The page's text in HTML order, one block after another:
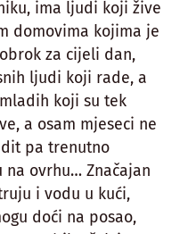
ima ljudi koji žive
domovima kojima je
za cijeli dan,
ljudi koji rade, a
koji su tek
a osam mjeseci ne
pa trenutno
na ovrhu… Značajan
i vodu u kući,
doći na posao,